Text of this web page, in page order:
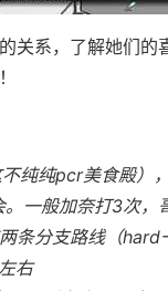
关系，了解她们
纯纯pcr美食殿）
一般加奈打3次
条分支路线（
右